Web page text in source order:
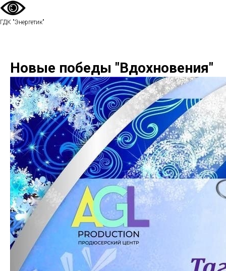
ГДК "Энергетик"
Новые победы "Вдохновения"